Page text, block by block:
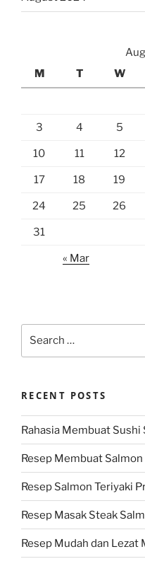
M
T W
3 4 5
10 11 12
17 18 19
24 25 26
31
« Mar
RECENT POSTS
Rahasia Membuat Sushi
Resep Membuat
Resep Salmon Teriyaki
Resep Masak Steak
Resep Mudah dan Lezat